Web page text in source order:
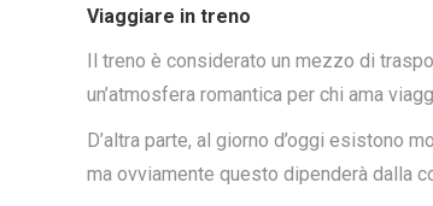
Viaggiare in treno
Il treno è considerato un mezzo di
un’atmosfera romantica per chi ama
D’altra parte, al giorno d’oggi esistono
ma ovviamente questo dipenderà dalla